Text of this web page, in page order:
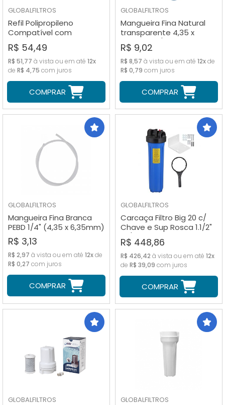
GLOBALFILTROS
Refil Polipropileno
Compatível com
Purificadores PH Hoken
R$ 54,49
R$ 51,77 à vista ou em até 12x
de R$ 4,75 com juros
COMPRAR
GLOBALFILTROS
Mangueira Fina Natural
transparente 4,35 x
6,35mm (1/4")
R$ 9,02
R$ 8,57 à vista ou em até 12xde
R$ 0,79 com juros
COMPRAR
GLOBALFILTROS
Mangueira Fina Branca
PEBD 1/4" (4,35 x 6,35mm)
R$ 3,13
R$ 2,97 à vista ou em até 12xde
R$ 0,27 com juros
COMPRAR
GLOBALFILTROS
Carcaça Filtro Big 20 c/
Chave e Sup Rosca 1.1/2"
(S/ Refil)
R$ 448,86
R$ 426,42 à vista ou em até 12x
de R$ 39,09 com juros
COMPRAR
GLOBALFILTROS GLOBALFILTROS